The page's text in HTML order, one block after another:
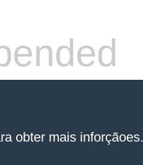
obter mais inforçãoes.